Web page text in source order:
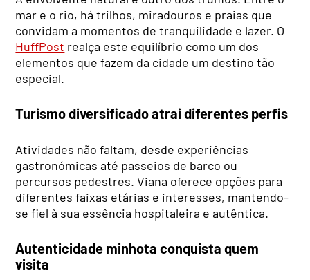
mar e o rio, há trilhos, miradouros e praias que
convidam a momentos de tranquilidade e lazer. O
HuffPost realça este equilíbrio como um dos
elementos que fazem da cidade um destino tão
especial.
Turismo diversificado atrai diferentes perfis
Atividades não faltam, desde experiências
gastronómicas até passeios de barco ou
percursos pedestres. Viana oferece opções para
diferentes faixas etárias e interesses, mantendo-
se fiel à sua essência hospitaleira e autêntica.
Autenticidade minhota conquista quem
visita